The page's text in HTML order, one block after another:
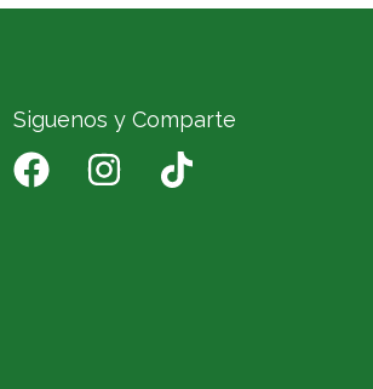
Siguenos y Comparte